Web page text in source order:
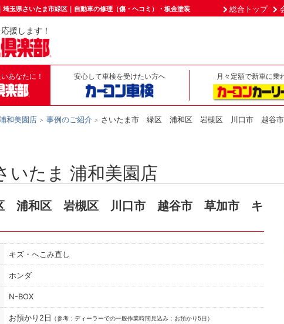
玉県さいたま市緑区｜自動車の修理（傷・ヘコミ）・板金塗装 総合トップ
援します！
あなたに！ 安心して車検を受けたい方へ 月々定額で新車に乗
和美園店 事例のご紹介 さいたま市 緑区 浦和区 岩槻区 川口市 越谷
いたま 浦和美園店
浦和区 岩槻区 川口市 越谷市 草加市 キ
キズ・へこみ直し
ホンダ
N-BOX
お預かり2日 （参考：ディーラーでの一般作業時間見込み：お預かり5日）